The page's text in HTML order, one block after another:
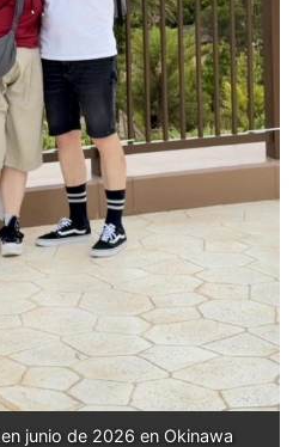
junio de 2026 en Okinawa